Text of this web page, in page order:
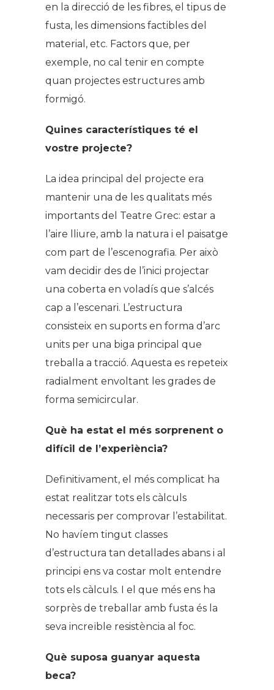
en la direcció de les fibres, el tipus de
fusta, les dimensions factibles del
material, etc. Factors que, per
exemple, no cal tenir en compte
quan projectes estructures amb
formigó.
Quines característiques té el
vostre projecte?
La idea principal del projecte era
mantenir una de les qualitats més
importants del Teatre Grec: estar a
l’aire lliure, amb la natura i el paisatge
com part de l’escenografia. Per això
vam decidir des de l’inici projectar
una coberta en voladís que s’alcés
cap a l’escenari. L’estructura
consisteix en suports en forma d’arc
units per una biga principal que
treballa a tracció. Aquesta es repeteix
radialment envoltant les grades de
forma semicircular.
Què ha estat el més sorprenent o
difícil de l’experiència?
Definitivament, el més complicat ha
estat realitzar tots els càlculs
necessaris per comprovar l’estabilitat.
No havíem tingut classes
d’estructura tan detallades abans i al
principi ens va costar molt entendre
tots els càlculs. I el que més ens ha
sorprès de treballar amb fusta és la
seva increïble resistència al foc.
Què suposa guanyar aquesta
beca?